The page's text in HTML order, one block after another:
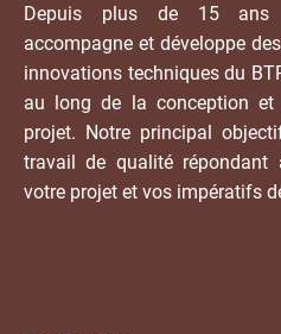
Depuis plus de 15 ans
accompagne et développe
innovations techniques du
au long de la conception
projet. Notre principal
travail de qualité répondant
votre projet et vos impératifs